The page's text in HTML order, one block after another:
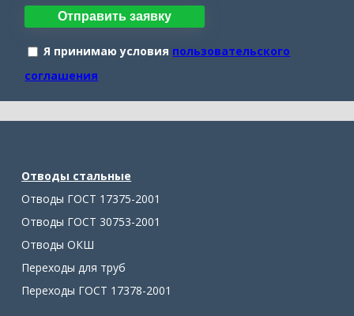
Отправить заявку
Я принимаю условия пользовательского
соглашения
Отводы стальные
Отводы ГОСТ 17375-2001
Отводы ГОСТ 30753-2001
Отводы ОКШ
Переходы для труб
Переходы ГОСТ 17378-2001